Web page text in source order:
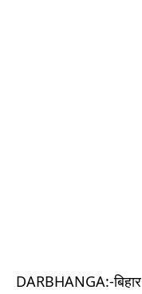
DARBHANGA:-